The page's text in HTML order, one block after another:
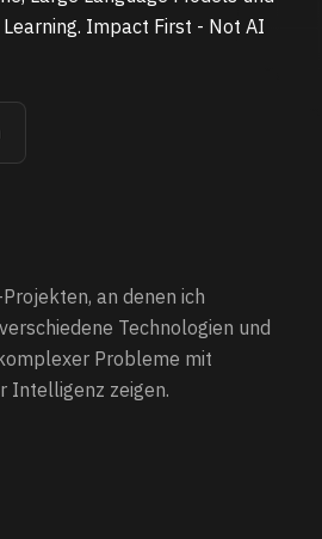
Impact First - Not AI
an denen ich
Technologien und
Probleme mit
Intelligenz zeigen.